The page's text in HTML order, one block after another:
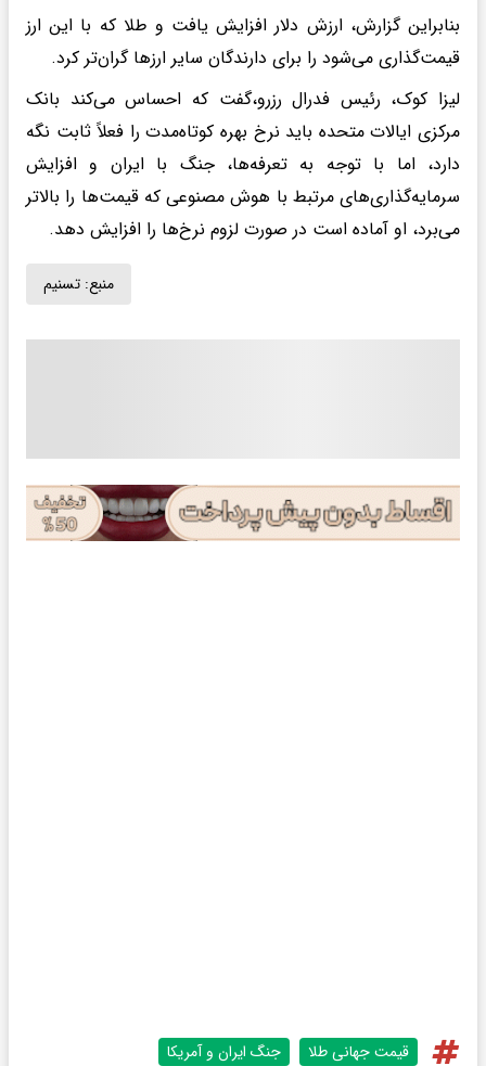
بنابراین گزارش، ارزش دلار افزایش یافت و طلا که با این ارز
قیمت‌گذاری می‌شود را برای دارندگان سایر ارزها گران‌تر کرد.
لیزا کوک، رئیس فدرال رزرو،گفت که احساس می‌کند بانک
مرکزی ایالات متحده باید نرخ بهره کوتاه‌مدت را فعلاً ثابت نگه
دارد، اما با توجه به تعرفه‌ها، جنگ با ایران و افزایش
سرمایه‌گذاری‌های مرتبط با هوش مصنوعی که قیمت‌ها را بالاتر
می‌برد، او آماده است در صورت لزوم نرخ‌ها را افزایش دهد.
منبع: تسنیم
قیمت جهانی طلا جنگ ایران و آمریکا